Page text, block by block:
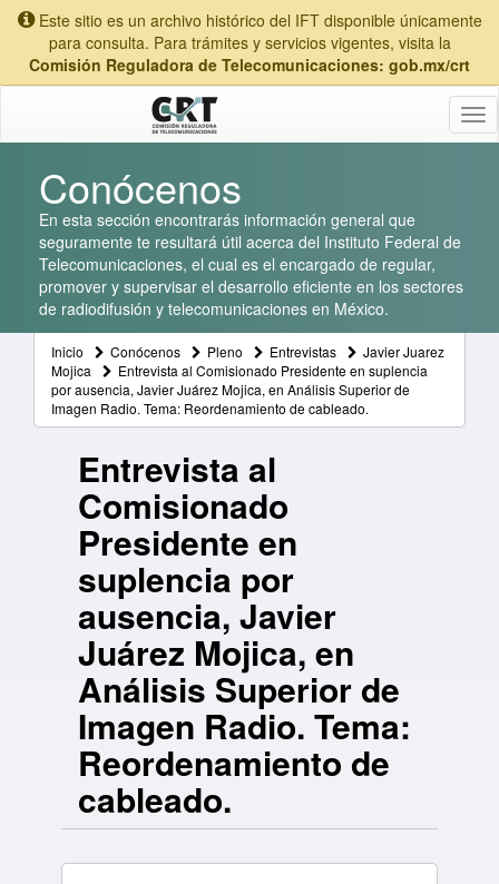
Este sitio es un archivo histórico del IFT disponible únicamente
para consulta. Para trámites y servicios vigentes, visita la
Comisión Reguladora de Telecomunicaciones: gob.mx/crt
Conócenos
En esta sección encontrarás información general que
seguramente te resultará útil acerca del Instituto Federal de
Telecomunicaciones, el cual es el encargado de regular,
promover y supervisar el desarrollo eficiente en los sectores
de radiodifusión y telecomunicaciones en México.
Inicio Conócenos Pleno Entrevistas
Javier Juarez
Mojica
Entrevista al Comisionado Presidente en suplencia
por ausencia, Javier Juárez Mojica, en Análisis Superior de
Imagen Radio. Tema: Reordenamiento de cableado.
Entrevista al
Comisionado
Presidente en
suplencia por
ausencia, Javier
Juárez Mojica, en
Análisis Superior de
Imagen Radio. Tema:
Reordenamiento de
cableado.